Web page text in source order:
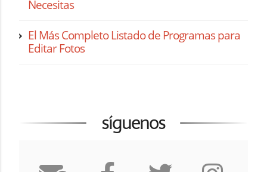
Necesitas
El Más Completo Listado de Programas para
Editar Fotos
síguenos